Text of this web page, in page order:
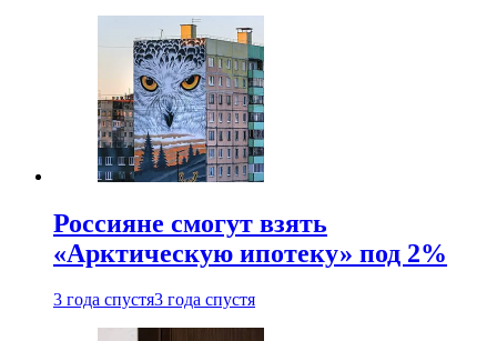
Россияне смогут взять
«Арктическую ипотеку» под 2%
3 года спустя3 года спустя